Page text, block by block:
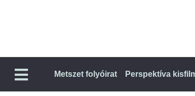
Metszet folyóirat Perspektíva